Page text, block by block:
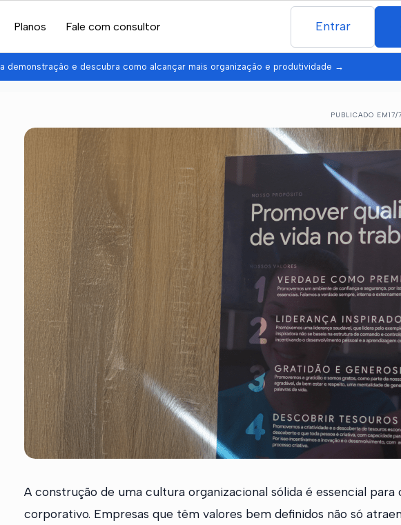
Planos Fale com consultor Entrar
demonstração e descubra como alcançar mais organização e produtividade →
PUBLICADO EM17/
A construção de uma cultura organizacional sólida é essencial para
corporativo. Empresas que têm valores bem definidos não só